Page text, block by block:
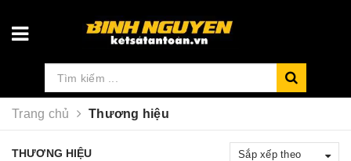
Trang chủ Thương hiệu
THƯƠNG HIỆU Sắp xếp theo